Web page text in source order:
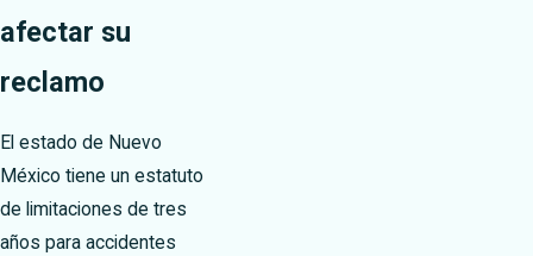
afectar su
reclamo
El estado de Nuevo
México tiene un estatuto
de limitaciones de tres
años para accidentes